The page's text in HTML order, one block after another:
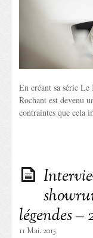
En créant sa série
Rochant est devenu
contraintes que cela
légendes –
11 Mai. 2015